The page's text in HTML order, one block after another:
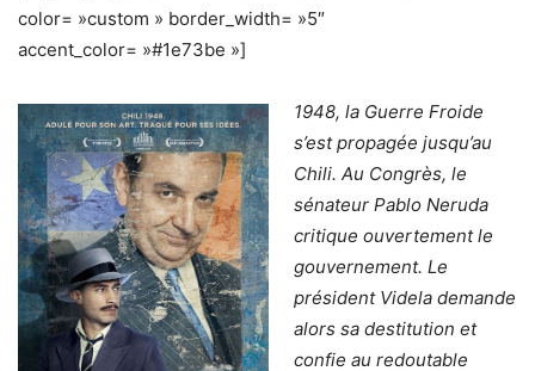
color= »custom » border_width= »5″
accent_color= »#1e73be »]
1948, la Guerre Froide
s’est propagée jusqu’au
Chili. Au Congrès, le
sénateur Pablo Neruda
critique ouvertement le
gouvernement. Le
président Videla demande
alors sa destitution et
confie au redoutable